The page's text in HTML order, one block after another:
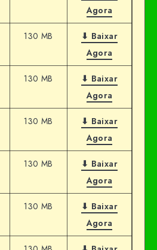
Agora
130 MB
⬇ Baixar
Agora
130 MB
⬇ Baixar
Agora
130 MB
⬇ Baixar
Agora
130 MB
⬇ Baixar
Agora
130 MB
⬇ Baixar
Agora